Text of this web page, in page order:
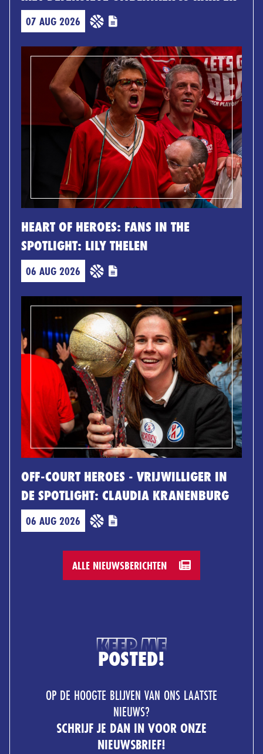
07 AUG 2026
HEART OF HEROES: FANS IN THE
SPOTLIGHT: LILY THELEN
06 AUG 2026
OFF-COURT HEROES - VRIJWILLIGER IN
DE SPOTLIGHT: CLAUDIA KRANENBURG
06 AUG 2026
ALLE NIEUWSBERICHTEN
KEEP ME
POSTED!
OP DE HOOGTE BLIJVEN VAN ONS LAATSTE
NIEUWS?
SCHRIJF JE DAN IN VOOR ONZE
NIEUWSBRIEF!